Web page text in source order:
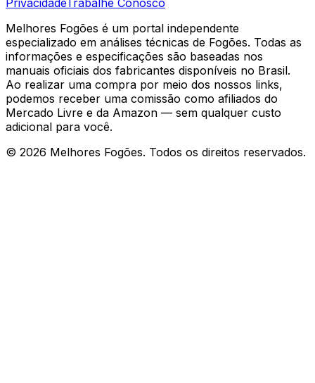
PrivacidadeTrabalhe Conosco
Melhores Fogões é um portal independente
especializado em análises técnicas de Fogões. Todas as
informações e especificações são baseadas nos
manuais oficiais dos fabricantes disponíveis no Brasil.
Ao realizar uma compra por meio dos nossos links,
podemos receber uma comissão como afiliados do
Mercado Livre e da Amazon — sem qualquer custo
adicional para você.
© 2026 Melhores Fogões. Todos os direitos reservados.